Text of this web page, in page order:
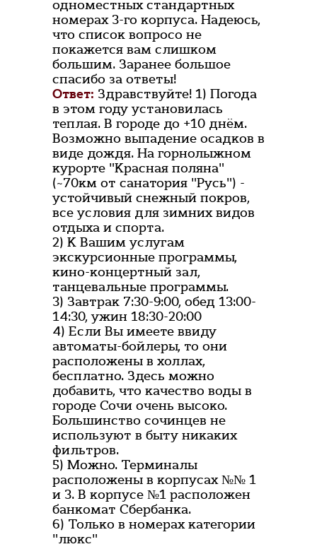
одноместных стандартных
номерах 3-го корпуса. Надеюсь,
что список вопросо не
покажется вам слишком
большим. Заранее большое
спасибо за ответы!
Ответ: Здравствуйте! 1) Погода
в этом году установилась
теплая. В городе до +10 днём.
Возможно выпадение осадков в
виде дождя. На горнолыжном
курорте "Красная поляна"
(~70км от санатория "Русь") -
устойчивый снежный покров,
все условия для зимних видов
отдыха и спорта.
2) К Вашим услугам
экскурсионные программы,
кино-концертный зал,
танцевальные программы.
3) Завтрак 7:30-9:00, обед 13:00-
14:30, ужин 18:30-20:00
4) Если Вы имеете ввиду
автоматы-бойлеры, то они
расположены в холлах,
бесплатно. Здесь можно
добавить, что качество воды в
городе Сочи очень высоко.
Большинство сочинцев не
используют в быту никаких
фильтров.
5) Можно. Терминалы
расположены в корпусах №№ 1
и 3. В корпусе №1 расположен
банкомат Сбербанка.
6) Только в номерах категории
"люкс"